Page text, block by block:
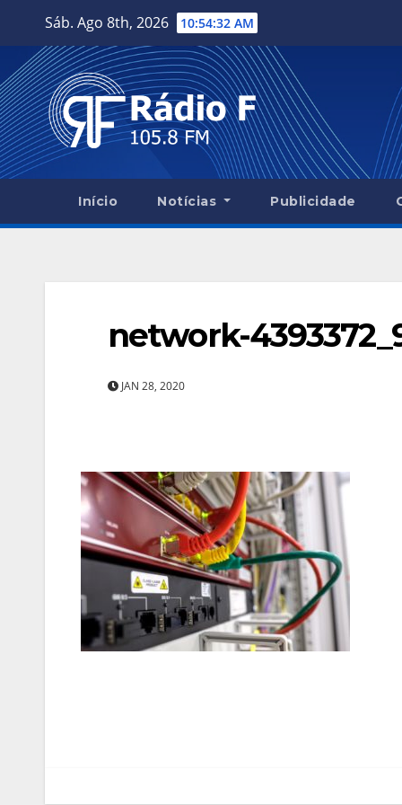
content
Sáb. Ago 8th, 2026 10:54:33 AM
Início Notícias Publicidade
network-
JAN 28, 2020